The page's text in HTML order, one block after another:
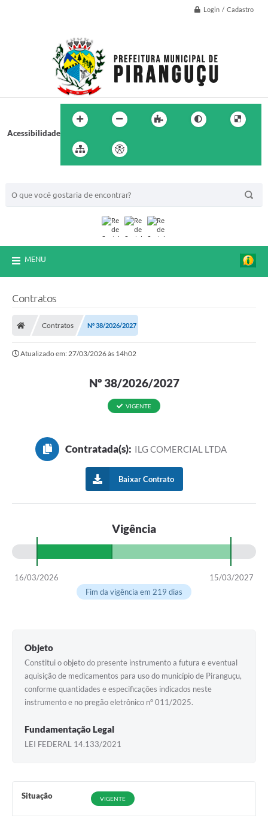
Login / Cadastro
Acessibilidade
MENU
Contratos
Contratos Nº 38/2026/2027
Atualizado em: 27/03/2026 às 14h02
Nº 38/2026/2027
VIGENTE
Contratada(s): ILG COMERCIAL LTDA
Baixar Contrato
Vigência
16/03/2026
15/03/2027
Fim da vigência em 219 dias
Objeto
Constitui o objeto do presente instrumento a futura e eventual
aquisição de medicamentos para uso do município de Piranguçu,
conforme quantidades e especificações indicados neste
instrumento e no pregão eletrônico nº 011/2025.
Fundamentação Legal
LEI FEDERAL 14.133/2021
Situação VIGENTE